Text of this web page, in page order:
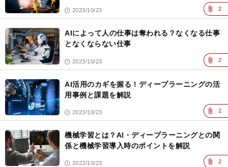
2023/10/23 2
AIによって人の仕事は奪われる？なくなる仕事
となくならない仕事
2023/10/23 2
AI活用のカギを握る！ディープラーニングの活
用事例と課題を解説
2023/10/23 2
機械学習とは？AI・ディープラーニングとの関
係と機械学習導入時のポイントを解説
2023/10/23 2